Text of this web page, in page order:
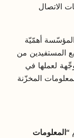
الاتصال
المؤسّسة أهمّيّة
المستفيدين من
لعملها في
المخزّنة
“المعلومات